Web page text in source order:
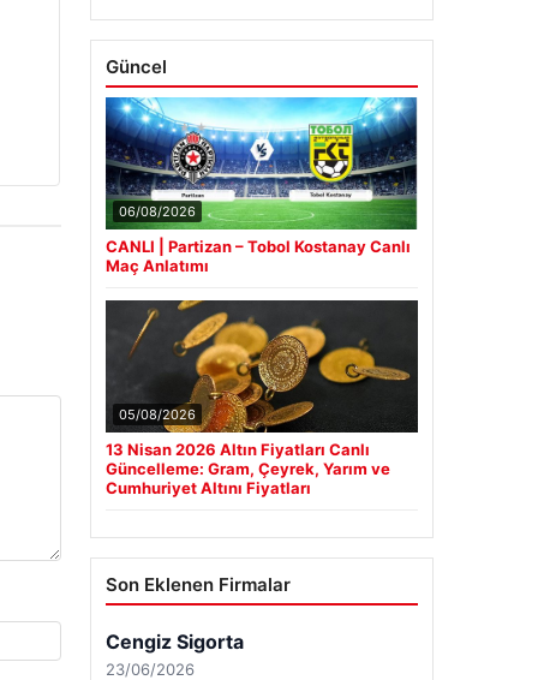
Güncel
06/08/2026
CANLI | Partizan – Tobol Kostanay Canlı
Maç Anlatımı
05/08/2026
13 Nisan 2026 Altın Fiyatları Canlı
Güncelleme: Gram, Çeyrek, Yarım ve
Cumhuriyet Altını Fiyatları
Son Eklenen Firmalar
Cengiz Sigorta
23/06/2026